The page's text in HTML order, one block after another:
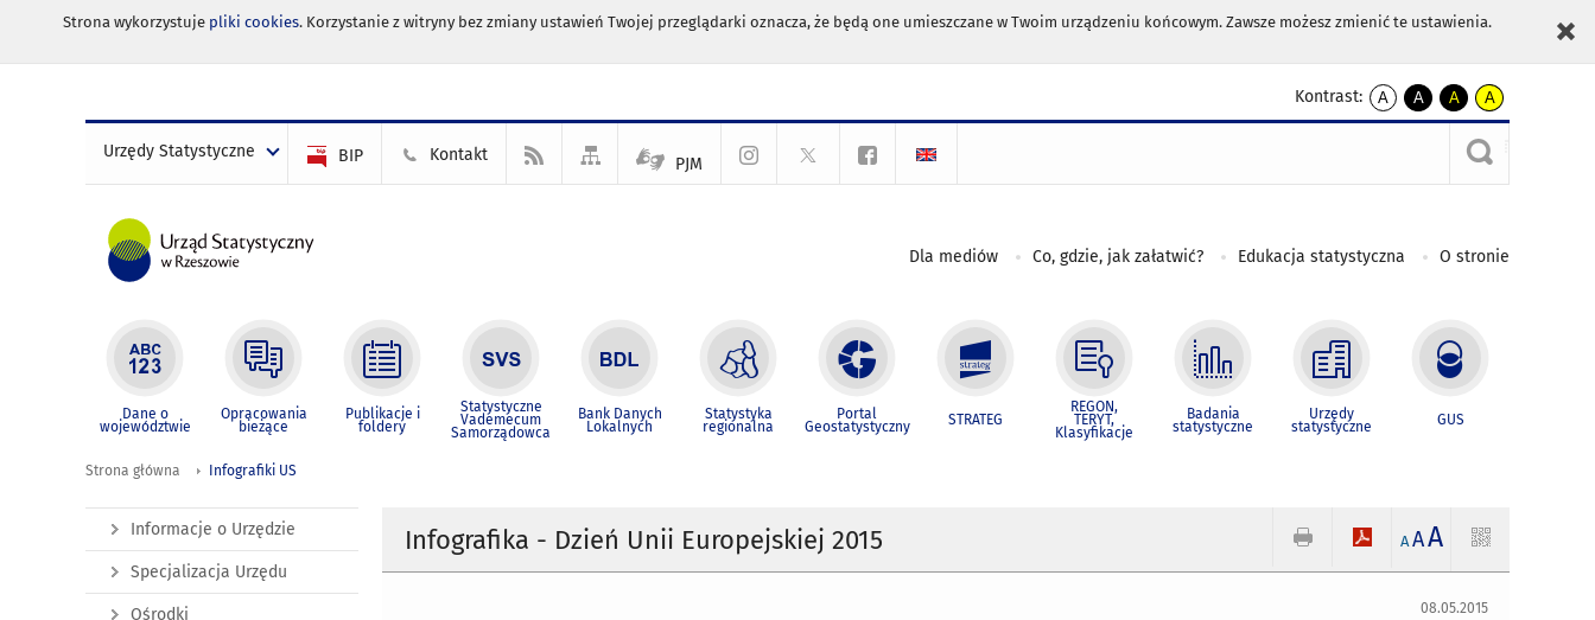
Strona wykorzystuje pliki cookies. Korzystanie z witryny bez zmiany ustawień Twojej przeglądarki oznacza, że będą one umieszczane w Twoim urządzeniu końcowym. Zawsze możesz zmienić te ustawienia.
Kontrast:
A
kontrast
A
kontrast
czarnym
A
kontrast
żółty
tekst
czarnym
A
kontrast
czarny
tekst
żółtym
Urzędy Statystyczne BIP Kontakt PJM
Dla mediów Co, gdzie, jak załatwić? Edukacja statystyczna O stronie
Dane o
województwie
Opracowania
bieżące
Publikacje i
foldery
Statystyczne
Vademecum
Samorządowca
Bank Danych
Lokalnych
Statystyka
regionalna
Portal
Geostatystyczny STRATEG
REGON,
TERYT,
Klasyfikacje
Badania
statystyczne
Urzędy
statystyczne GUS
Strona główna Infografiki US
Infografika - Dzień Unii Europejskiej 2015 A AA
08.05.2015
Informacje o Urzędzie
Specjalizacja Urzędu
Ośrodki